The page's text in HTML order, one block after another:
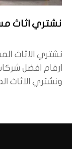
نشتري اثاث
نشتري الاثاث
ارقام افضل
ونشتري الاثاث